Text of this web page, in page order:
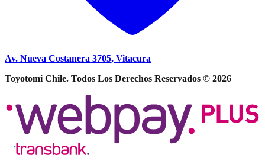
Av. Nueva Costanera 3705, Vitacura
Toyotomi Chile. Todos Los Derechos Reservados © 2026